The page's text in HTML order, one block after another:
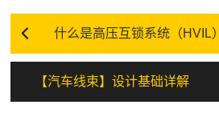
什么是高压互锁系统（HVIL）
【汽车线束】设计基础详解